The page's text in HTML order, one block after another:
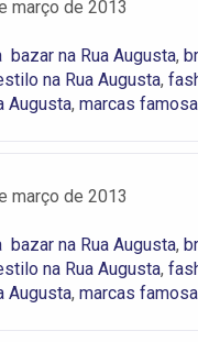
março de 2013
bazar na Rua Augusta,
na Rua Augusta,
Augusta, marcas
março de 2013
bazar na Rua Augusta,
na Rua Augusta,
Augusta, marcas